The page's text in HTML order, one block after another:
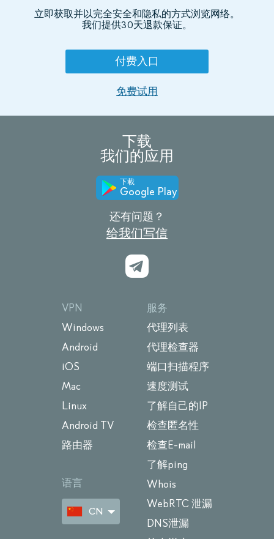
立即获取并以完全安全和隐私的方式浏览网络。
我们提供30天退款保证。
付费入口
免费试用
下载
我们的应用
下載
Google Play
还有问题？
给我们写信
VPN
Windows
Android
iOS
Mac
Linux
Android TV
路由器
语言
CN
服务
代理列表
代理检查器
端口扫描程序
速度测试
了解自己的IP
检查匿名性
检查E-mail
了解ping
Whois
WebRTC 泄漏
DNS泄漏